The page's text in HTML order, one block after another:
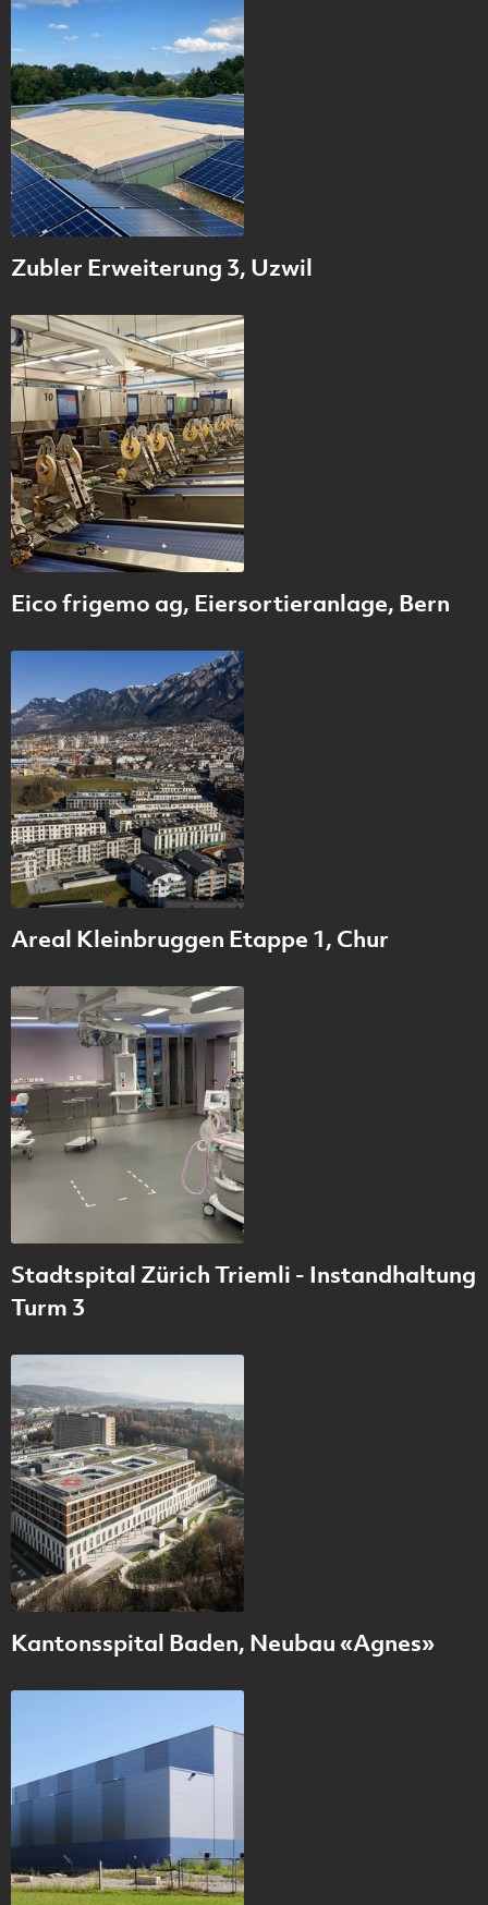
Zubler Erweiterung 3, Uzwil
Eico frigemo ag, Eiersortieranlage, Bern
Areal Kleinbruggen Etappe 1, Chur
Stadtspital Zürich Triemli - Instandhaltung
Turm 3
Kantonsspital Baden, Neubau «Agnes»